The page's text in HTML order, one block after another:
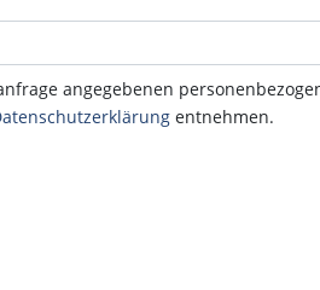
angegebenen
entnehmen.